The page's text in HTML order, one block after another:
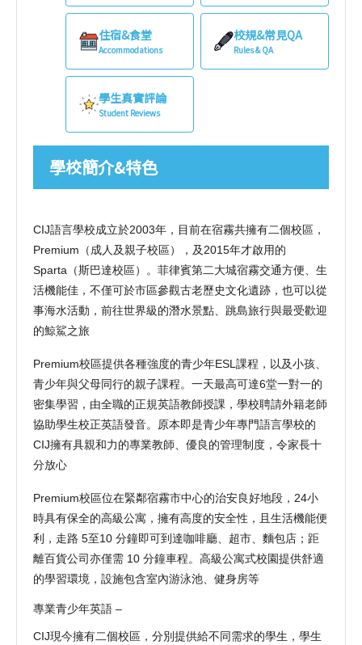
住宿&食堂
Accommodations
校規&常見QA
Rules & QA
學生真實評論
Student Reviews
學校簡介&特色
CIJ語言學校成立於2003年，目前在宿霧共擁有二個校區，
Premium （成人及親子校區），及2015年才啟用的
Sparta （斯巴達校區）。菲律賓第二大城宿霧交通方便、生
活機能佳，不僅可於市區參觀古老歷史文化遺跡，也可以從
事海水活動，前往世界級的潛水景點、跳島旅行與最受歡迎
的鯨鯊之旅
Premium校區提供各種強度的青少年ESL 課程，以及小孩、
青少年與父母同行的親子課程。一天最高可達6堂一對一的
密集學習，由全職的正規英語教師授課，學校聘請外籍老師
協助學生校正英語發音。原本即是青少年專門語言學校的
CIJ擁有具親和力的專業教師、優良的管理制度，令家長十
分放心
Premium校區位在緊鄰宿霧市中心的治安良好地段， 24小
時具有保全的高級公寓，擁有高度的安全性 ，且生活機能便
利，走路 5至10 分鐘即可到達咖啡廳、超市、麵包店；距
離百貨公司亦僅需 10 分鐘車程。高級公寓式校園提供舒適
的學習環境，設施包含室內游泳池、健身房等
專業青少年英語 –
CIJ現今擁有二個校區，分別提供給不同需求的學生，學生